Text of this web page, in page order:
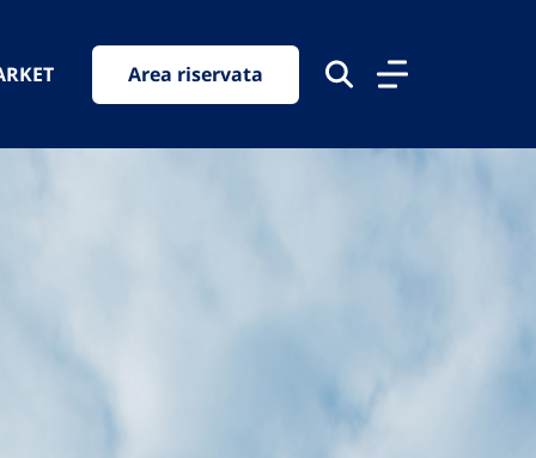
Area riservata